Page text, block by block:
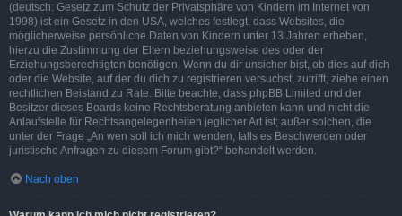
(deutsch: Gesetz zum Schutz der Privatsphäre von Kindern im Internet von
1998) ist ein Gesetz in den USA, welches festlegt, dass Websites, die
möglicherweise persönliche Daten von Kindern unter 13 Jahren erheben,
hierzu die Zustimmung der Eltern beziehungsweise des oder der
Erziehungsberechtigten benötigen. Wenn du dir unsicher bist, ob dies auf dich
oder die Website, auf der du dich zu registrieren versuchst, zutrifft, ziehe einen
rechtlichen Beistand zu Rate. Bitte beachte, dass phpBB Limited und der
Besitzer dieses Boards keine Rechtsberatung anbieten kann und nicht die
Anlaufstelle für Rechtsangelegenheiten jeglicher Art ist; außer solchen, die
unter der Frage „An wen soll ich mich wenden, falls es Beschwerden oder
juristische Anfragen zu diesem Forum gibt?“ behandelt werden.
Nach oben